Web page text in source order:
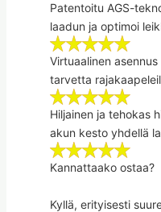
Patentoitu AGS-
laadun ja optimoi
Virtuaalinen
tarvetta
Hiljainen ja tehokas
akun kesto yhdellä
Kannattaako ostaa?
Kyllä, erityisesti